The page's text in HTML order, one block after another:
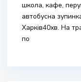
школа, кафе,
автобусна
Харків40хв. На
по